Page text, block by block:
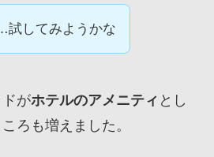
してみようかな
がホテルのアメニティ とし
ろも増えました。